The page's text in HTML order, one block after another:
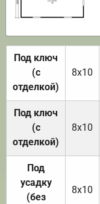
Под ключ
(с
отделкой)
8х10
Под ключ
(с
отделкой)
8х10
Под
усадку
(без
8х10